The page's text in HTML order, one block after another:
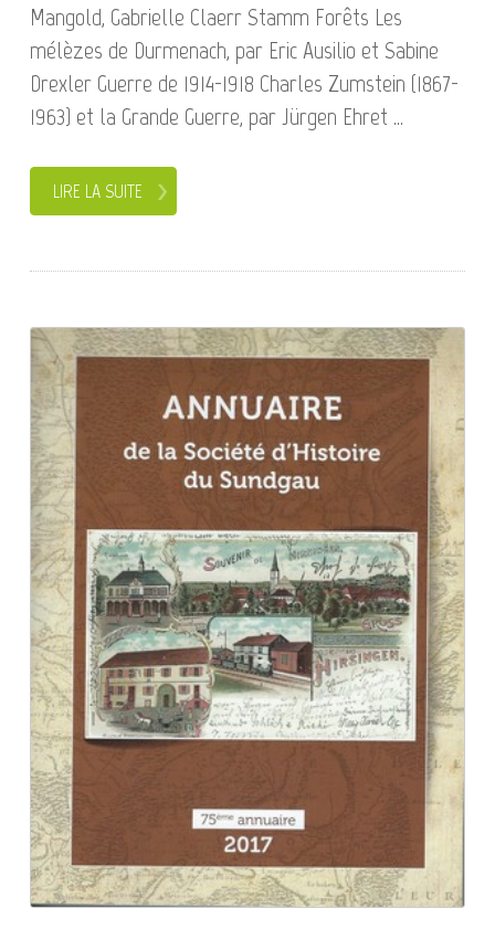
Mangold, Gabrielle Claerr Stamm Forêts Les
mélèzes de Durmenach, par Eric Ausilio et Sabine
Drexler Guerre de 1914-1918 Charles Zumstein (1867-
1963) et la Grande Guerre, par Jürgen Ehret ...
LIRE LA SUITE